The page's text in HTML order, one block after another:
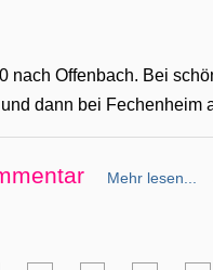
nach Offenbach. Bei
dann bei Fechenheim
Mehr lesen...